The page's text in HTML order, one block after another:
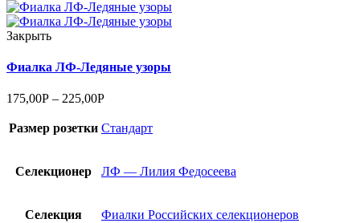
Закрыть
Фиалка ЛФ-Ледяные узоры
175,00Р – 225,00Р
Размер розетки Стандарт
Селекционер ЛФ — Лилия Федосеева
Селекция Фиалки Российских селекционеров